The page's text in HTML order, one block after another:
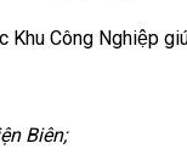
Khu Công Nghiệp
Biên;